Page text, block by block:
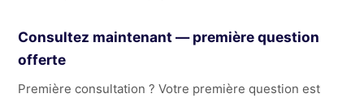
Consultez maintenant — première question
offerte
Première consultation ? Votre première question est